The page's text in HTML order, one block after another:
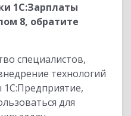
1С:Зарплаты
8, обратите
специалистов,
технологий
для